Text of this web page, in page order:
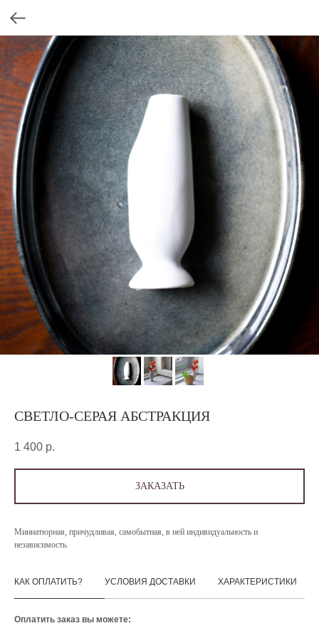
СВЕТЛО-СЕРАЯ АБСТРАКЦИЯ
1 400 р.
ЗАКАЗАТЬ
Миниатюрная, причудливая, самобытная, в ней индивидуальность и
независимость.
КАК ОПЛАТИТЬ? УСЛОВИЯ ДОСТАВКИ ХАРАКТЕРИСТИКИ
Оплатить заказ вы можете: